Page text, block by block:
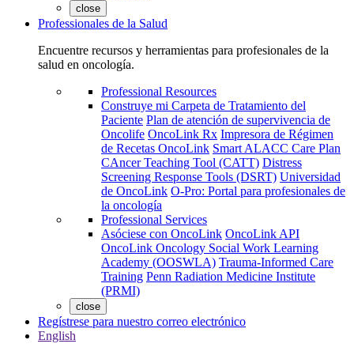
close
Professionales de la Salud
Encuentre recursos y herramientas para profesionales de la
salud en oncología.
Professional Resources
Construye mi Carpeta de Tratamiento del
Paciente Plan de atención de supervivencia de
Oncolife OncoLink Rx Impresora de Régimen
de Recetas OncoLink Smart ALACC Care Plan
CAncer Teaching Tool (CATT) Distress
Screening Response Tools (DSRT) Universidad
de OncoLink O-Pro: Portal para profesionales de
la oncología
Professional Services
Asóciese con OncoLink OncoLink API
OncoLink Oncology Social Work Learning
Academy (OOSWLA) Trauma-Informed Care
Training Penn Radiation Medicine Institute
(PRMI)
close
Regístrese para nuestro correo electrónico
English